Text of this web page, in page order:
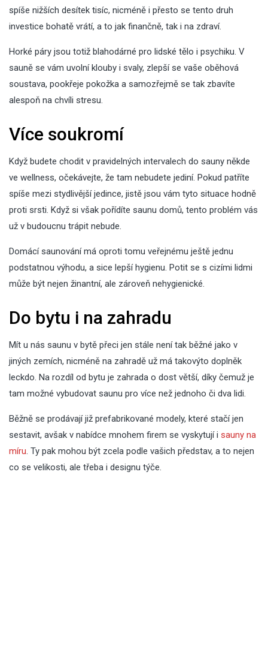
spíše nižších desítek tisíc, nicméně i přesto se tento druh
investice bohatě vrátí, a to jak finančně, tak i na zdraví.
Horké páry jsou totiž blahodárné pro lidské tělo i psychiku. V
sauně se vám uvolní klouby i svaly, zlepší se vaše oběhová
soustava, pookřeje pokožka a samozřejmě se tak zbavíte
alespoň na chvíli stresu.
Více soukromí
Když budete chodit v pravidelných intervalech do sauny někde
ve wellness, očekávejte, že tam nebudete jediní. Pokud patříte
spíše mezi stydlivější jedince, jistě jsou vám tyto situace hodně
proti srsti. Když si však pořídíte saunu domů, tento problém vás
už v budoucnu trápit nebude.
Domácí saunování má oproti tomu veřejnému ještě jednu
podstatnou výhodu, a sice lepší hygienu. Potit se s cizími lidmi
může být nejen žinantní, ale zároveň nehygienické.
Do bytu i na zahradu
Mít u nás saunu v bytě přeci jen stále není tak běžné jako v
jiných zemích, nicméně na zahradě už má takovýto doplněk
leckdo. Na rozdíl od bytu je zahrada o dost větší, díky čemuž je
tam možné vybudovat saunu pro více než jednoho či dva lidi.
Běžně se prodávají již prefabrikované modely, které stačí jen
sestavit, avšak v nabídce mnohem firem se vyskytují i sauny na
míru. Ty pak mohou být zcela podle vašich představ, a to nejen
co se velikosti, ale třeba i designu týče.